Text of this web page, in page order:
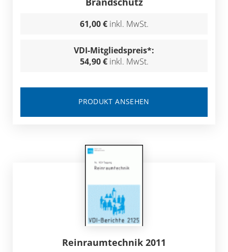
61,00 € inkl. MwSt.
VDI-Mitgliedspreis*:
54,90 € inkl. MwSt.
PRODUKT ANSEHEN
Reinraumtechnik 2011